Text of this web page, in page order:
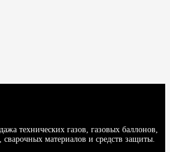
технических газов, газовых баллонов,
сварочных материалов и средств защиты.